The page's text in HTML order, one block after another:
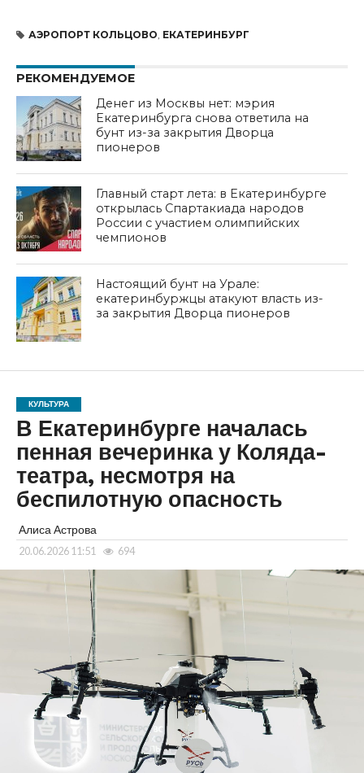
АЭРОПОРТ КОЛЬЦОВО, ЕКАТЕРИНБУРГ
РЕКОМЕНДУЕМОЕ
Денег из Москвы нет: мэрия
Екатеринбурга снова ответила на
бунт из-за закрытия Дворца
пионеров
Главный старт лета: в Екатеринбурге
открылась Спартакиада народов
России с участием олимпийских
чемпионов
Настоящий бунт на Урале:
екатеринбуржцы атакуют власть из-
за закрытия Дворца пионеров
КУЛЬТУРА
В Екатеринбурге началась
пенная вечеринка у Коляда-
театра, несмотря на
беспилотную опасность
Алиса Астрова
20.06.2026 11:51 694